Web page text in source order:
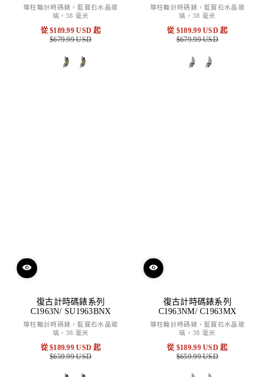
導柱輪計時碼錶，藍寶石水晶玻
璃，38 毫米
特
從$189.99 USD 起
原
$679.99 USD
導柱輪計時碼錶，藍寶石水晶玻
璃，38 毫米
特
從 $189.99 USD 起
原
$679.99 USD
復古計時碼錶系列
C1963N/ SU1963BNX
導柱輪計時碼錶，藍寶石水晶玻
璃，38 毫米
特
從$189.99 USD 起
原
$659.99 USD
復古計時碼錶系列
C1963NM/ C1963MX
導柱輪計時碼錶，藍寶石水晶玻
璃，38 毫米
特
從 $189.99 USD 起
原
$659.99 USD